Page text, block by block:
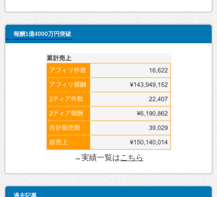
報酬1億4000万円突破
→実績一覧はこちら
過去記事